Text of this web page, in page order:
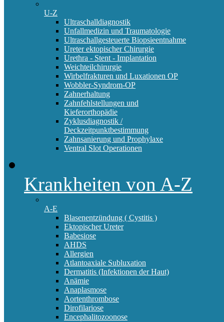
U-Z
Ultraschalldiagnostik
Unfallmedizin und Traumatologie
Ultraschallgesteuerte Biopsieentnahme
Ureter ektopischer Chirurgie
Urethra - Stent - Implantation
Weichteilchirurgie
Wirbelfrakturen und Luxationen OP
Wobbler-Syndrom-OP
Zahnerhaltung
Zahnfehlstellungen und
Kieferorthopädie
Zyklusdiagnostik /
Deckzeitpunktbestimmung
Zahnsanierung und Prophylaxe
Ventral Slot Operationen
Krankheiten von A-Z
A-E
Blasenentzündung ( Cystitis )
Ektopischer Ureter
Babesiose
AHDS
Allergien
Atlantoaxiale Subluxation
Dermatitis (Infektionen der Haut)
Anämie
Anaplasmose
Aortenthrombose
Dirofilariose
Encephalitozoonose